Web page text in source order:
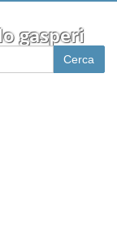
gasperi